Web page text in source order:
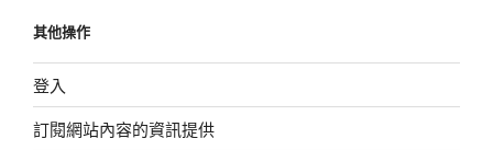
其他操作
登入
訂閱網站內容的資訊提供